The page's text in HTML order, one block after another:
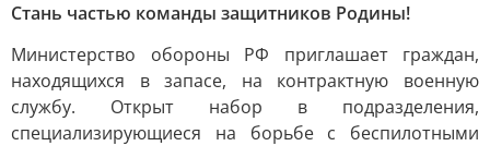
Стань частью команды защитников Родины!
Министерство обороны РФ приглашает граждан,
находящихся в запасе, на контрактную военную
службу. Открыт набор в подразделения,
специализирующиеся на борьбе с беспилотными